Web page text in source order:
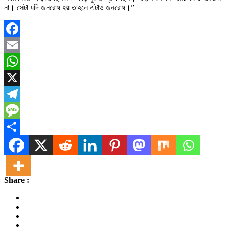
না। সেটা যদি জনরোষ হয় তাহলে এটাও জনরোষ।”
Facebook
Email
WhatsApp
X
Telegram
Message
Share
Share :